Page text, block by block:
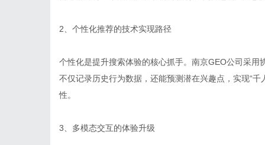
2、个性化推荐的技术实现路径
个性化是提升搜索体验的核心抓手。南京GEO公司采
不仅记录历史行为数据，还能预测潜在兴趣点，实现“
性。
3、多模态交互的体验升级